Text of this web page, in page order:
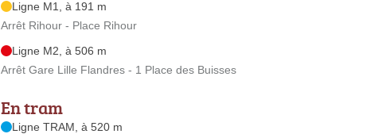
Ligne M1, à 191 m
Arrêt Rihour - Place Rihour
Ligne M2, à 506 m
Arrêt Gare Lille Flandres - 1 Place des Buisses
En tram
Ligne TRAM, à 520 m